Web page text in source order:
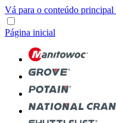
Vá para o conteúdo principal
Página inicial